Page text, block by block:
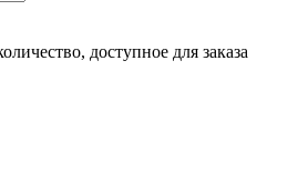
доступное для заказа